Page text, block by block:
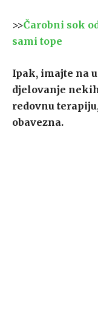
>>Čarobni sok
sami tope
Ipak, imajte na
djelovanje
redovnu
obavezna.